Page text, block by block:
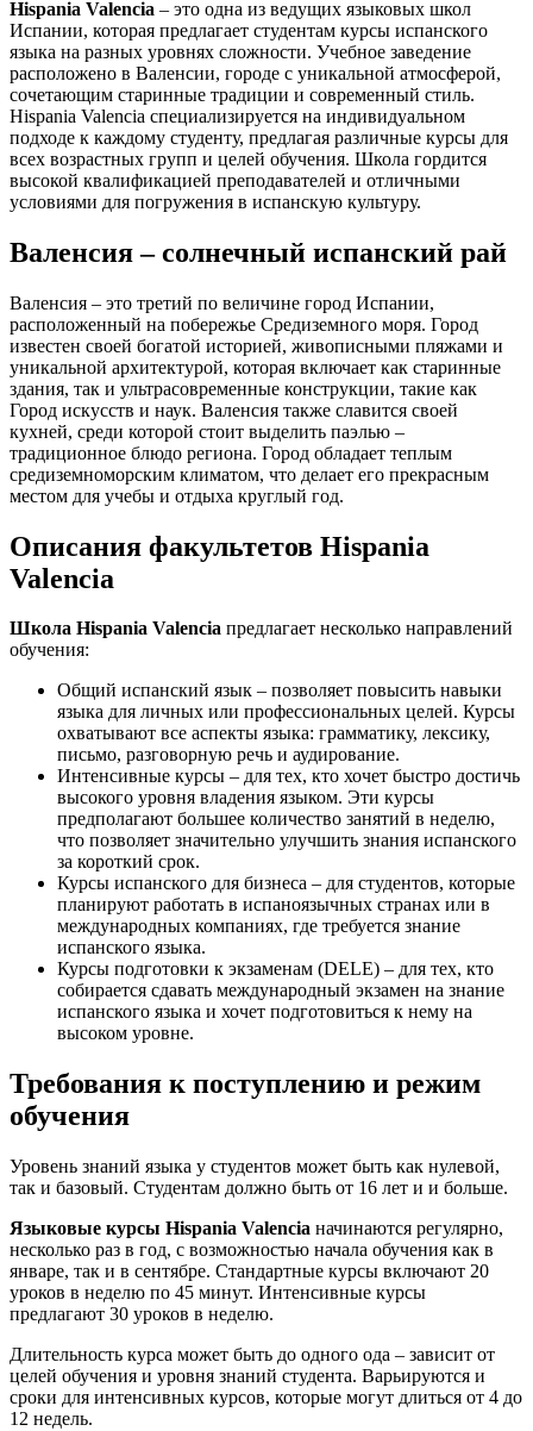
Hispania Valencia – это одна из ведущих языковых школ
Испании, которая предлагает студентам курсы испанского
языка на разных уровнях сложности. Учебное заведение
расположено в Валенсии, городе с уникальной атмосферой,
сочетающим старинные традиции и современный стиль.
Hispania Valencia специализируется на индивидуальном
подходе к каждому студенту, предлагая различные курсы для
всех возрастных групп и целей обучения. Школа гордится
высокой квалификацией преподавателей и отличными
условиями для погружения в испанскую культуру.
Валенсия – солнечный испанский рай
Валенсия – это третий по величине город Испании,
расположенный на побережье Средиземного моря. Город
известен своей богатой историей, живописными пляжами и
уникальной архитектурой, которая включает как старинные
здания, так и ультрасовременные конструкции, такие как
Город искусств и наук. Валенсия также славится своей
кухней, среди которой стоит выделить паэлью –
традиционное блюдо региона. Город обладает теплым
средиземноморским климатом, что делает его прекрасным
местом для учебы и отдыха круглый год.
Описания факультетов Hispania
Valencia
Школа Hispania Valencia предлагает несколько направлений
обучения:
Общий испанский язык – позволяет повысить навыки
языка для личных или профессиональных целей. Курсы
охватывают все аспекты языка: грамматику, лексику,
письмо, разговорную речь и аудирование.
Интенсивные курсы – для тех, кто хочет быстро достичь
высокого уровня владения языком. Эти курсы
предполагают большее количество занятий в неделю,
что позволяет значительно улучшить знания испанского
за короткий срок.
Курсы испанского для бизнеса – для студентов, которые
планируют работать в испаноязычных странах или в
международных компаниях, где требуется знание
испанского языка.
Курсы подготовки к экзаменам (DELE) – для тех, кто
собирается сдавать международный экзамен на знание
испанского языка и хочет подготовиться к нему на
высоком уровне.
Требования к поступлению и режим
обучения
Уровень знаний языка у студентов может быть как нулевой,
так и базовый. Студентам должно быть от 16 лет и и больше.
Языковые курсы Hispania Valencia начинаются регулярно,
несколько раз в год, с возможностью начала обучения как в
январе, так и в сентябре. Стандартные курсы включают 20
уроков в неделю по 45 минут. Интенсивные курсы
предлагают 30 уроков в неделю.
Длительность курса может быть до одного ода – зависит от
целей обучения и уровня знаний студента. Варьируются и
сроки для интенсивных курсов, которые могут длиться от 4 до
12 недель.